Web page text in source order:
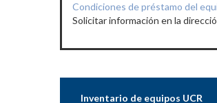
Condiciones de préstamo del
Solicitar información en la
Inventario de equipos UCR